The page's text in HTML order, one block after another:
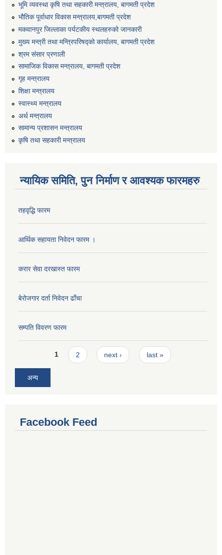
भूमि व्यवस्था कृषि तथा सहकारी मन्त्रालय, बागमती प्रदेश
भौतिक पूर्वाधार विकास मन्त्रालय,बागमती प्रदेश
मकवानपुर जिल्लाका पर्यटकीय स्थलहरुको जानकारी
मुख्य मन्त्री तथा मन्त्रिपरिषद्को कार्यालय, बागमती प्रदेश
श्रम संसार प्रणाली
सामाजिक विकास मन्त्रालय, बागमती प्रदेश
गृह मन्त्रालय
शिक्षा मन्त्रालय
स्वास्थ्य मन्त्रालय
अर्थ मन्त्रालय
सामान्य प्रशासन मन्त्रालय
कृषि तथा सहकारी मन्त्रालय
न्यायिक समिति, पुन निर्माण र आवश्यक फारमहरु
तहवृद्धि फारम
आर्थिक सहायता निवेदन फारम ।
करार सेवा दरखास्त फारम
बेरोजगार दर्ता निवेदन ढाँचा
सम्पति विवरण फारम
Pages1 2 next › last »
अन्य
Facebook Feed